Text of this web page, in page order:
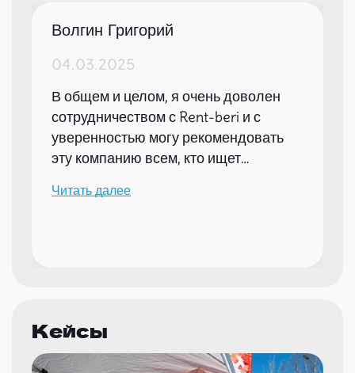
Волгин Григорий
04.03.2025
В общем и целом, я очень доволен
сотрудничеством с Rent-beri и с
уверенностью могу рекомендовать
эту компанию всем, кто ищет
мероприятий.
Читать далее
Кейсы